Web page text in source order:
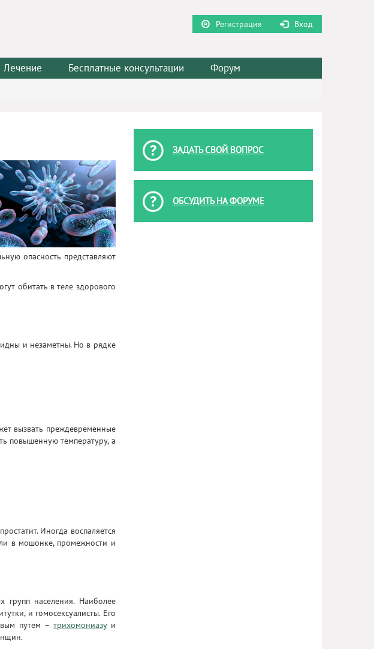
Регистрация Вход
Лечение Бесплатные консультации Форум
опасность представляют
обитать в теле здорового
и незаметны. Но в рядке
вызвать преждевременные
повышенную температуру, а
Иногда воспаляется
в мошонке, промежности и
групп населения. Наиболее
и гомосексуалисты. Его
путем – трихомониазуи
ЗАДАТЬ СВОЙ ВОПРОС
ОБСУДИТЬ НА ФОРУМЕ